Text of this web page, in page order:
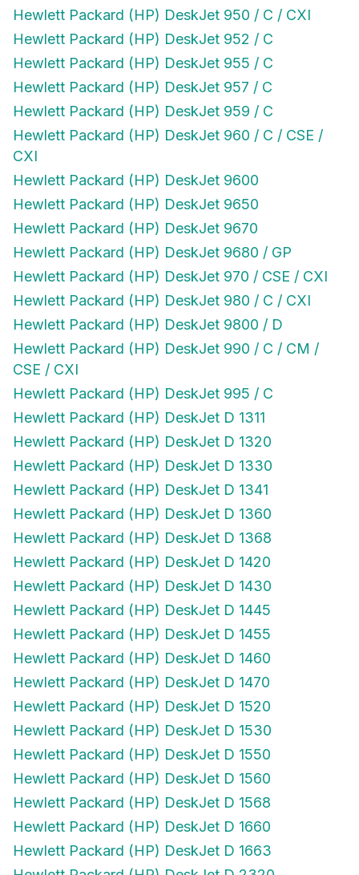
Hewlett Packard (HP) DeskJet 950 / C / CXI
Hewlett Packard (HP) DeskJet 952 / C
Hewlett Packard (HP) DeskJet 955 / C
Hewlett Packard (HP) DeskJet 957 / C
Hewlett Packard (HP) DeskJet 959 / C
Hewlett Packard (HP) DeskJet 960 / C / CSE /
CXI
Hewlett Packard (HP) DeskJet 9600
Hewlett Packard (HP) DeskJet 9650
Hewlett Packard (HP) DeskJet 9670
Hewlett Packard (HP) DeskJet 9680 / GP
Hewlett Packard (HP) DeskJet 970 / CSE / CXI
Hewlett Packard (HP) DeskJet 980 / C / CXI
Hewlett Packard (HP) DeskJet 9800 / D
Hewlett Packard (HP) DeskJet 990 / C / CM /
CSE / CXI
Hewlett Packard (HP) DeskJet 995 / C
Hewlett Packard (HP) DeskJet D 1311
Hewlett Packard (HP) DeskJet D 1320
Hewlett Packard (HP) DeskJet D 1330
Hewlett Packard (HP) DeskJet D 1341
Hewlett Packard (HP) DeskJet D 1360
Hewlett Packard (HP) DeskJet D 1368
Hewlett Packard (HP) DeskJet D 1420
Hewlett Packard (HP) DeskJet D 1430
Hewlett Packard (HP) DeskJet D 1445
Hewlett Packard (HP) DeskJet D 1455
Hewlett Packard (HP) DeskJet D 1460
Hewlett Packard (HP) DeskJet D 1470
Hewlett Packard (HP) DeskJet D 1520
Hewlett Packard (HP) DeskJet D 1530
Hewlett Packard (HP) DeskJet D 1550
Hewlett Packard (HP) DeskJet D 1560
Hewlett Packard (HP) DeskJet D 1568
Hewlett Packard (HP) DeskJet D 1660
Hewlett Packard (HP) DeskJet D 1663